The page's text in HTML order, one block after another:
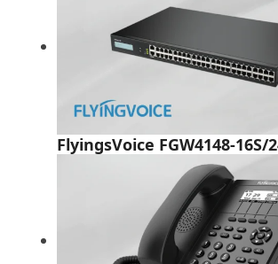
FlyingsVoice FGW4148-16S/